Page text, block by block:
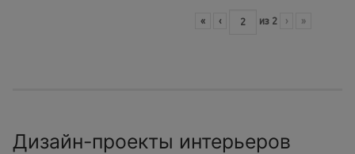
« ‹ из 2 › »
Дизайн-проекты интерьеров